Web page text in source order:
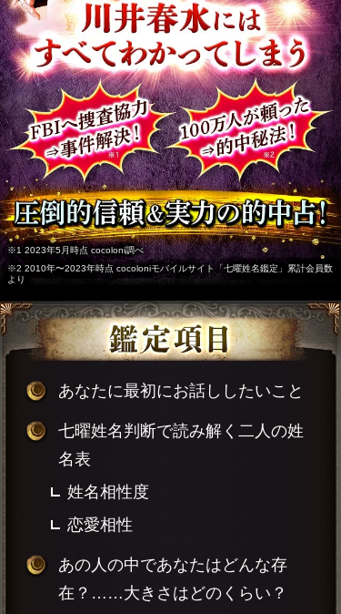
※1 2023年5月時点 cocoloni調べ
※2 2010年〜2023年時点 cocoloniモバイルサイト「七曜姓名鑑定」累計会員数
より
あなたに最初にお話ししたいこと
七曜姓名判断で読み解く二人の姓
名表
姓名相性度
恋愛相性
あの人の中であなたはどんな存
在？……大きさはどのくらい？